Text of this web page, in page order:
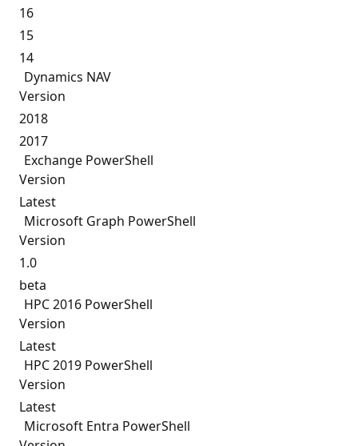
16
15
14
Dynamics NAV
Version
2018
2017
Exchange PowerShell
Version
Latest
Microsoft Graph PowerShell
Version
1.0
beta
HPC 2016 PowerShell
Version
Latest
HPC 2019 PowerShell
Version
Latest
Microsoft Entra PowerShell